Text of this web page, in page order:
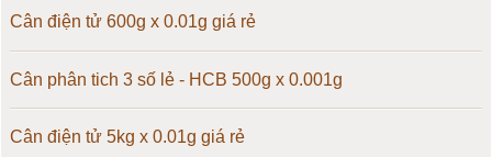
Cân điện tử 100kg
Cân điện tử 150kg
Cân điện tử 200kg
Cân điện tử 600g x 0.01g giá rẻ
Cân phân tich 3 số lẻ - HCB 500g x 0.001g
Cân điện tử 5kg x 0.01g giá rẻ